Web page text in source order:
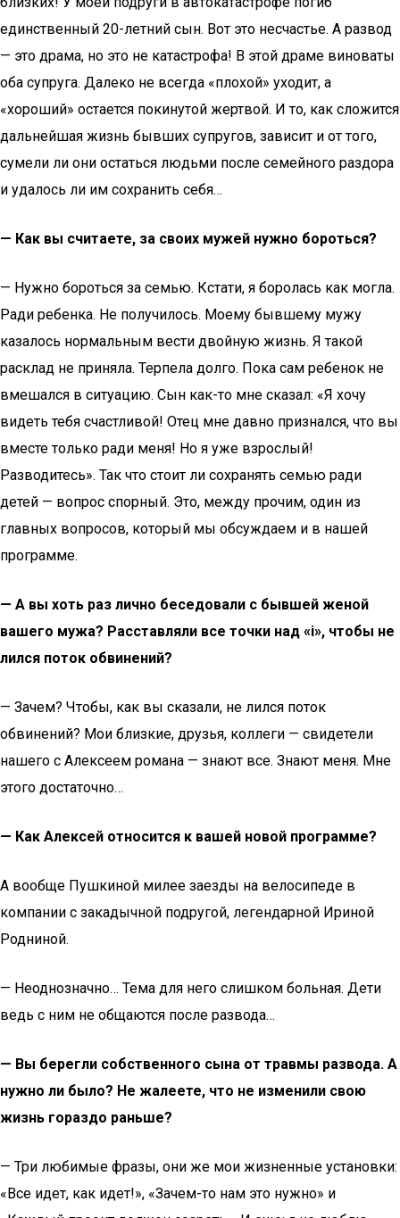
единственный 20-летний сын. Вот это несчастье. А развод
— это драма, но это не катастрофа! В этой драме виноваты
оба супруга. Далеко не всегда «плохой» уходит, а
«хороший» остается покинутой жертвой. И то, как сложится
дальнейшая жизнь бывших супругов, зависит и от того,
сумели ли они остаться людьми после семейного раздора
и удалось ли им сохранить себя…
— Как вы считаете, за своих мужей нужно бороться?
— Нужно бороться за семью. Кстати, я боролась как могла.
Ради ребенка. Не получилось. Моему бывшему мужу
казалось нормальным вести двойную жизнь. Я такой
расклад не приняла. Терпела долго. Пока сам ребенок не
вмешался в ситуацию. Сын как-то мне сказал: «Я хочу
видеть тебя счастливой! Отец мне давно признался, что вы
вместе только ради меня! Но я уже взрослый!
Разводитесь». Так что стоит ли сохранять семью ради
детей — вопрос спорный. Это, между прочим, один из
главных вопросов, который мы обсуждаем и в нашей
программе.
— А вы хоть раз лично беседовали с бывшей женой
вашего мужа? Расставляли все точки над «i», чтобы не
лился поток обвинений?
— Зачем? Чтобы, как вы сказали, не лился поток
обвинений? Мои близкие, друзья, коллеги — свидетели
нашего с Алексеем романа — знают все. Знают меня. Мне
этого достаточно…
— Как Алексей относится к вашей новой программе?
А вообще Пушкиной милее заезды на велосипеде в
компании с закадычной подругой, легендарной Ириной
Родниной.
— Неоднозначно… Тема для него слишком больная. Дети
ведь с ним не общаются после развода…
— Вы берегли собственного сына от травмы развода. А
нужно ли было? Не жалеете, что не изменили свою
жизнь гораздо раньше?
— Три любимые фразы, они же мои жизненные установки:
«Все идет, как идет!», «Зачем-то нам это нужно» и